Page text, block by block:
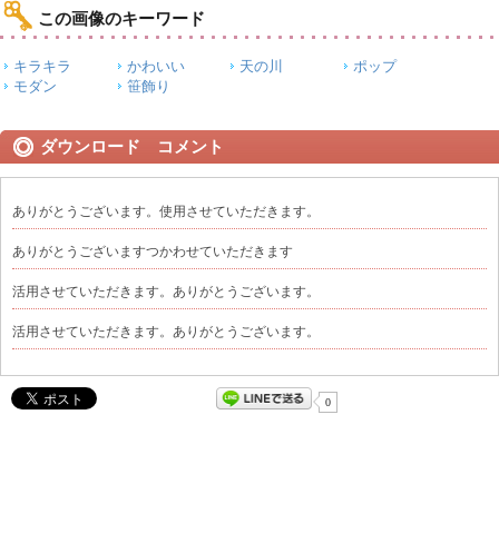
この画像のキーワード
キラキラ かわいい 天の川
ポップ
モダン
笹飾り
ダウンロード コメント
ありがとうございます。使用させていただきます。
ありがとうございますつかわせていただきます
活用させていただきます。ありがとうございます。
活用させていただきます。ありがとうございます。
0